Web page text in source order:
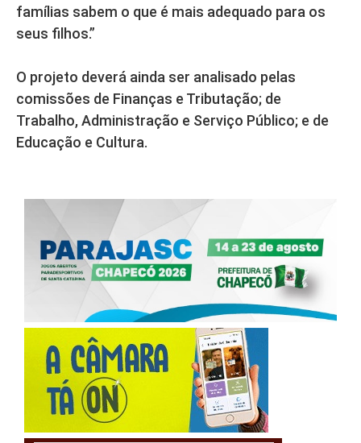
famílias sabem o que é mais adequado para os
seus filhos.”
O projeto deverá ainda ser analisado pelas
comissões de Finanças e Tributação; de
Trabalho, Administração e Serviço Público; e de
Educação e Cultura.